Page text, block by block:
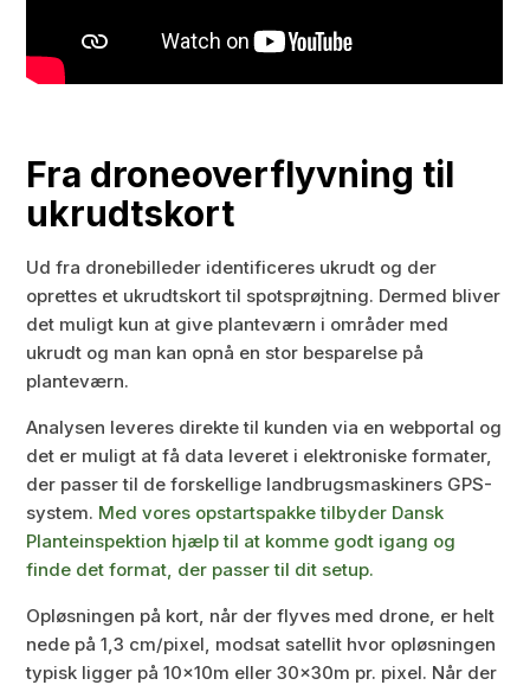
Fra droneoverflyvning til
ukrudtskort
Ud fra dronebilleder identificeres ukrudt og der
oprettes et ukrudtskort til spotsprøjtning. Dermed bliver
det muligt kun at give planteværn i områder med
ukrudt og man kan opnå en stor besparelse på
planteværn.
Analysen leveres direkte til kunden via en webportal og
det er muligt at få data leveret i elektroniske formater,
der passer til de forskellige landbrugsmaskiners GPS-
system. Med vores opstartspakke tilbyder Dansk
Planteinspektion hjælp til at komme godt igang og
finde det format, der passer til dit setup.
Opløsningen på kort, når der flyves med drone, er helt
nede på 1,3 cm/pixel, modsat satellit hvor opløsningen
typisk ligger på 10x10m eller 30x30m pr. pixel. Når der